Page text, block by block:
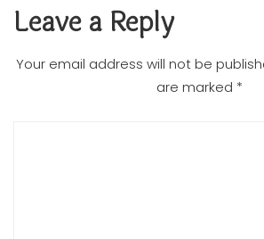
Leave a Reply
Your email address will not be
are marked *